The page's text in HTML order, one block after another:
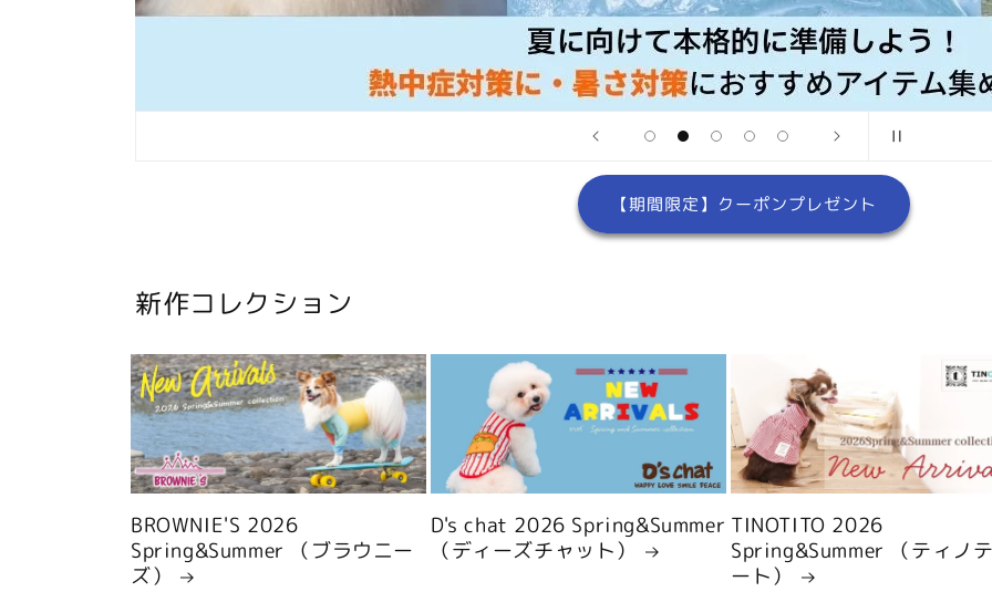
【期間限定】クーポンプレゼント
新作コレクション
BROWNIE'S 2026
Spring&Summer （ブラウニー
ズ）
D's chat 2026 Spring&Summer
（ディーズチャット）
TINOTITO 2026
Spring&Summer （ティノ
ート）